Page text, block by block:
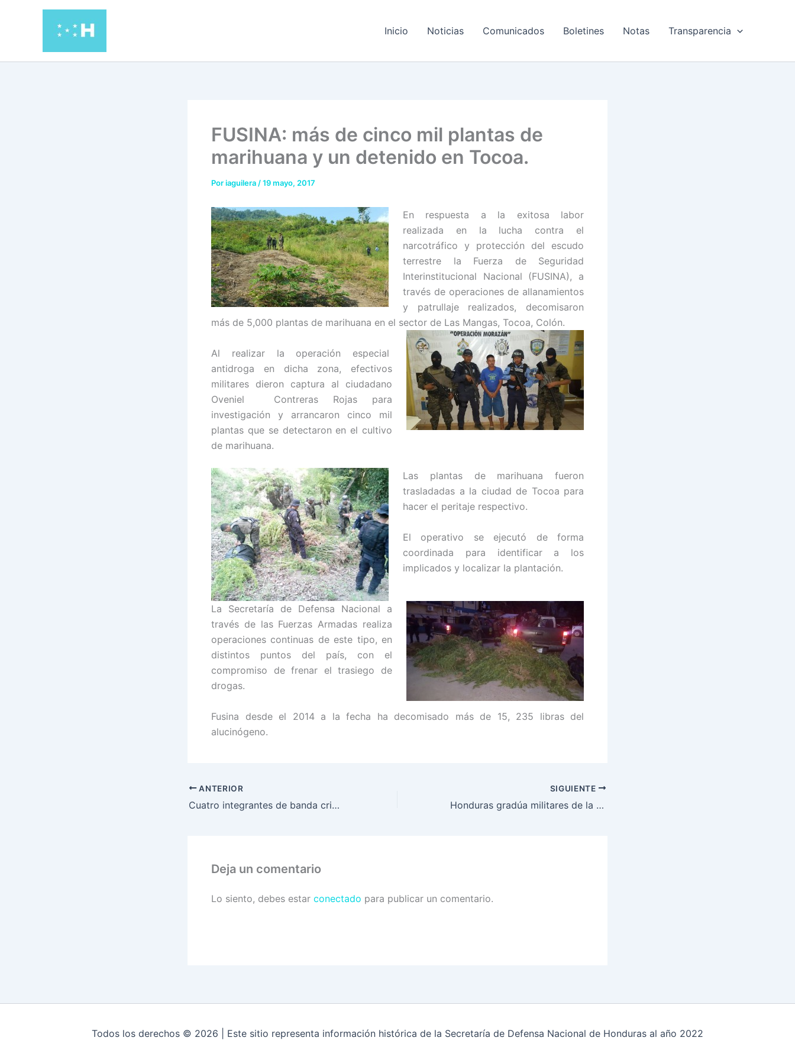
Inicio Noticias Comunicados Boletines Notas Transparencia
FUSINA: más de cinco mil plantas de
marihuana y un detenido en Tocoa.
Poriaguilera /19 mayo, 2017
En respuesta a la exitosa labor
realizada en la lucha contra el
narcotráfico y protección del escudo
terrestre la Fuerza de Seguridad
Interinstitucional Nacional (FUSINA), a
través de operaciones de allanamientos
y patrullaje realizados, decomisaron
más de 5,000 plantas de marihuana en el sector de Las Mangas, Tocoa, Colón.
Al realizar la operación especial
antidroga en dicha zona, efectivos
militares dieron captura al ciudadano
Oveniel Contreras Rojas para
investigación y arrancaron cinco mil
plantas que se detectaron en el cultivo
de marihuana.
Las plantas de marihuana fueron
trasladadas a la ciudad de Tocoa para
hacer el peritaje respectivo.
El operativo se ejecutó de forma
coordinada para identificar a los
implicados y localizar la plantación.
La Secretaría de Defensa Nacional a
través de las Fuerzas Armadas realiza
operaciones continuas de este tipo, en
distintos puntos del país, con el
compromiso de frenar el trasiego de
drogas.
Fusina desde el 2014 a la fecha ha decomisado más de 15, 235 libras del
alucinógeno.
ANTERIOR
Cuatro integrantes de banda criminal son capturados por FUSINA
SIGUIENTE
Honduras gradúa militares de la región con especialidad en ayuda humanitaria y rescate acuático.
Deja un comentario
Lo siento, debes estar conectado para publicar un comentario.
Todos los derechos © 2026 | Este sitio representa información histórica de la Secretaría de Defensa Nacional de Honduras al año 2022